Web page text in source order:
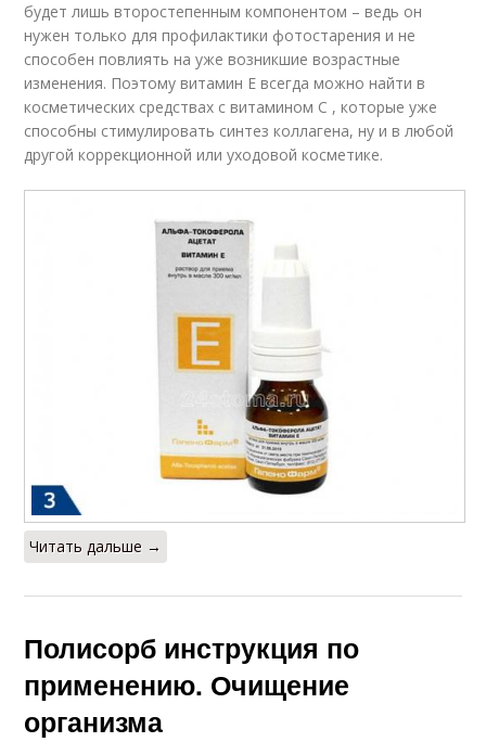
будет лишь второстепенным компонентом – ведь он
нужен только для профилактики фотостарения и не
способен повлиять на уже возникшие возрастные
изменения. Поэтому витамин Е всегда можно найти в
косметических средствах с витамином С , которые уже
способны стимулировать синтез коллагена, ну и в любой
другой коррекционной или уходовой косметике.
Читать дальше →
Полисорб инструкция по
применению. Очищение
организма